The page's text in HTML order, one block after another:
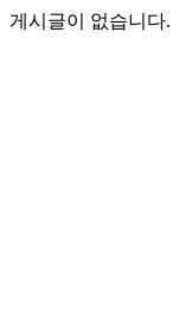
게시글이 없습니다.